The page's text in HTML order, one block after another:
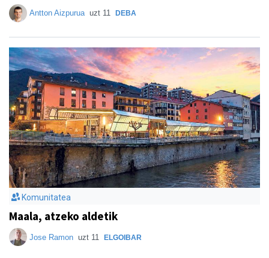
Antton Aizpurua uzt 11 DEBA
Komunitatea
Maala, atzeko aldetik
Jose Ramon uzt 11 ELGOIBAR